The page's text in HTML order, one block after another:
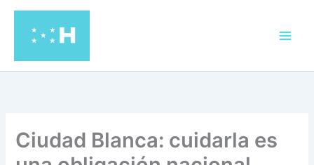
contenido
Ciudad Blanca: cuidarla es